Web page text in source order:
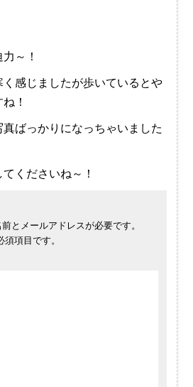
～！
感じましたが歩いているとや
！
ばっかりになっちゃいました
くださいね～！
とメールアドレスが必要です。
項目です。